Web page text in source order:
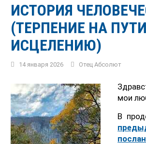
ИСТОРИЯ
(ТЕРПЕНИЕ НА
ИСЦЕЛЕНИЮ)
14 января 2026 Отец Абсолют
мои
В